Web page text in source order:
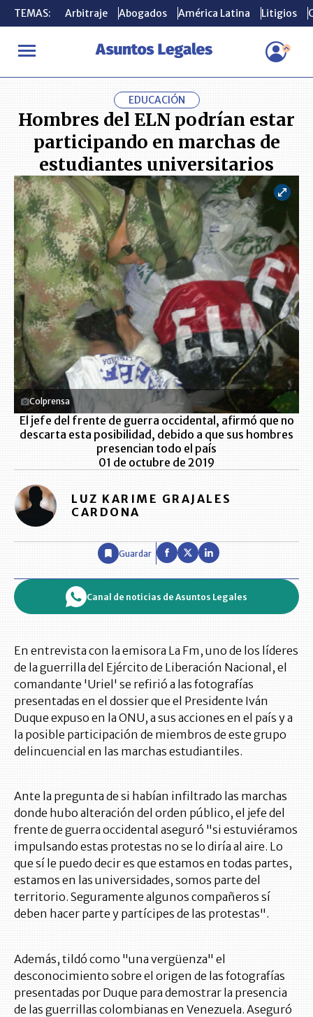
TEMAS: Arbitraje Abogados América Latina Litigios
INICIO ACTUALIDAD Hombres del ELN podrían estar
TEMAS: Arbitraje Abogados América Latina Litigios
EDUCACIÓN
Hombres del ELN podrían estar
participando en marchas de
estudiantes universitarios
Colprensa
El jefe del frente de guerra occidental, afirmó que no
descarta esta posibilidad, debido a que sus hombres
presencian todo el país
01 de octubre de 2019
LUZ KARIME GRAJALES
CARDONA
Guardar
Canal de noticias de Asuntos Legales
En entrevista con la emisora La Fm, uno de los líderes
de la guerrilla del Ejército de Liberación Nacional, el
comandante 'Uriel' se refirió a las fotografías
presentadas en el dossier que el Presidente Iván
Duque expuso en la ONU, a sus acciones en el país y a
la posible participación de miembros de este grupo
delincuencial en las marchas estudiantiles.
Ante la pregunta de si habían infiltrado las marchas
donde hubo alteración del orden público, el jefe del
frente de guerra occidental aseguró "si estuviéramos
impulsando estas protestas no se lo diría al aire. Lo
que sí le puedo decir es que estamos en todas partes,
estamos en las universidades, somos parte del
territorio. Seguramente algunos compañeros sí
deben hacer parte y partícipes de las protestas".
Además, tildó como "una vergüenza" el
desconocimiento sobre el origen de las fotografías
presentadas por Duque para demostrar la presencia
de las guerrillas colombianas en Venezuela. Aseguró